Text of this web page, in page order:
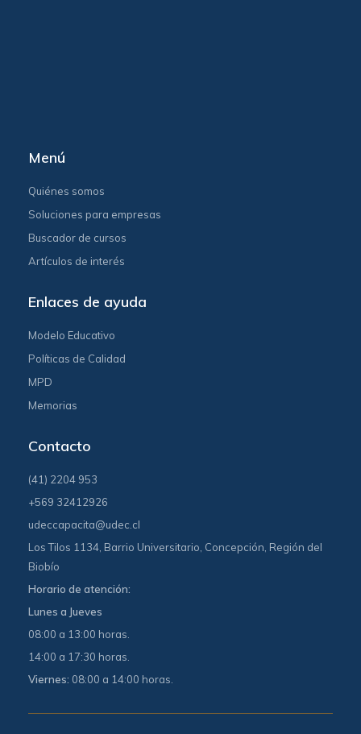
Menú
Quiénes somos
Soluciones para empresas
Buscador de cursos
Artículos de interés
Enlaces de ayuda
Modelo Educativo
Políticas de Calidad
MPD
Memorias
Contacto
(41) 2204 953
+569 32412926
udeccapacita@udec.cl
Los Tilos 1134, Barrio Universitario, Concepción, Región del
Biobío
Horario de atención:
Lunes a Jueves
08:00 a 13:00 horas.
14:00 a 17:30 horas.
Viernes: 08:00 a 14:00 horas.